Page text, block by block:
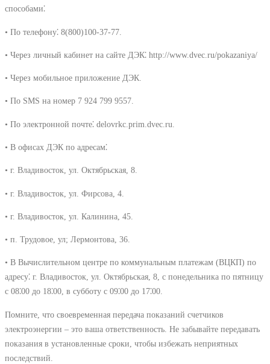
способами⁚
• По телефону⁚ 8(800)100-37-77.
• Через личный кабинет на сайте ДЭК⁚ http://www.dvec.ru/pokazaniya/
• Через мобильное приложение ДЭК.
• По SMS на номер 7 924 799 9557.
• По электронной почте⁚ delovrkc.prim.dvec.ru.
• В офисах ДЭК по адресам⁚
• г. Владивосток, ул. Октябрьская, 8.
• г. Владивосток, ул. Фирсова, 4.
• г. Владивосток, ул. Калинина, 45.
• п. Трудовое, ул; Лермонтова, 36.
• В Вычислительном центре по коммунальным платежам (ВЦКП) по
адресу⁚ г. Владивосток, ул. Октябрьская, 8, с понедельника по пятницу
с 08⁚00 до 18⁚00, в субботу с 09⁚00 до 17⁚00.
Помните, что своевременная передача показаний счетчиков
электроэнергии – это ваша ответственность. Не забывайте передавать
показания в установленные сроки, чтобы избежать неприятных
последствий.